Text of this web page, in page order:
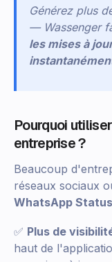
Générez plus
— Wassenger
les mises à
Pourquoi
entreprise ?
Beaucoup
réseaux sociaux
WhatsApp
✅ Plus de
haut de